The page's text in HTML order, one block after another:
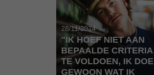
28/11/2024
"IK HOEF NIET AAN
BEPAALDE CRITERIA
TE VOLDOEN, IK DOE
GEWOON WAT IK